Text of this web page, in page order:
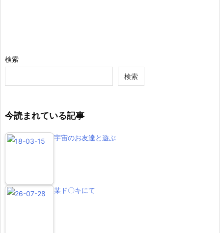
検索
検索
今読まれている記事
宇宙のお友達と遊ぶ
某ド〇キにて